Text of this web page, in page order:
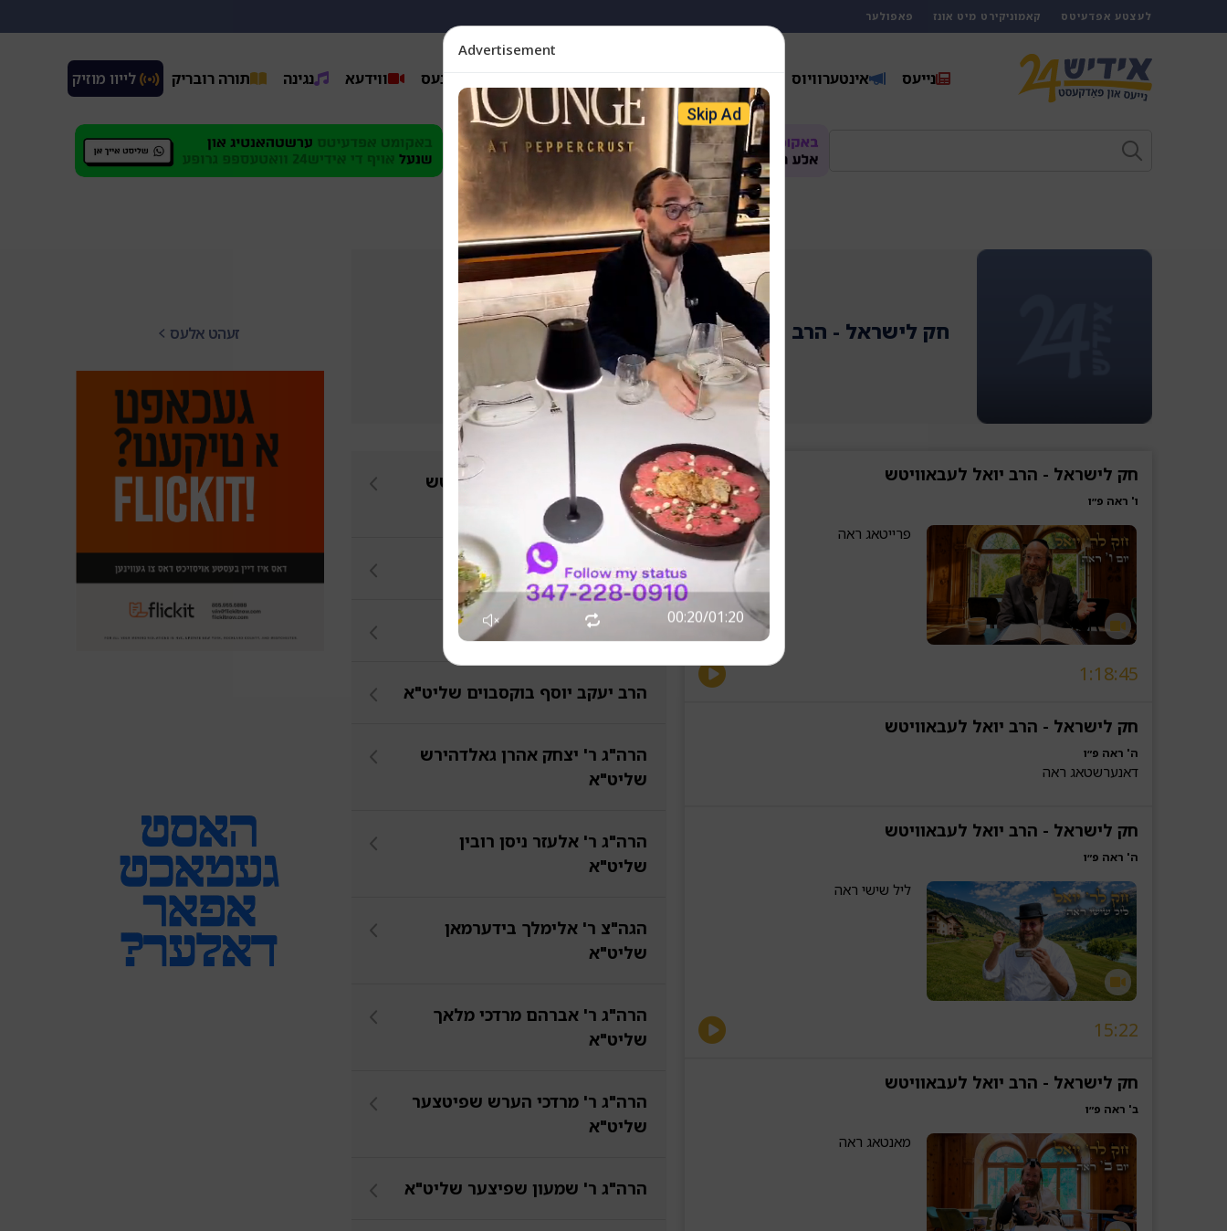
לעצטע אפדעיטס קאמוניקירט מיט אונז פאפולער
נייעס אינטערוויוס ביזנעס ווידעא נגינה תורה רובריק לייוו מוזיק
זעהט אלעס חק לישראל - הרב יואל לעבאוויטש
הרה"ג ר' גמליאל ראבינאוויטש
שליט"א
גיבור
הרב אהרן גראסמאן שליט"א
הרב יעקב יוסף בוקסבוים שליט"א
הרה"ג ר' יצחק אהרן גאלדהירש
שליט"א
הרה"ג ר' אלעזר ניסן רובין
שליט"א
הגה"צ ר' אלימלך בידערמאן
שליט"א
הרה"ג ר' אברהם מרדכי מלאך
שליט"א
הרה"ג ר' מרדכי הערש שפיטצער
שליט"א
הרה"ג ר' שמעון שפיצער שליט"א
חק לישראל - הרב יואל לעבאוויטש
ו' ראה פ״ו
פרייטאג ראה
1:18:45
חק לישראל - הרב יואל לעבאוויטש
ה' ראה פ״ו
דאנערשטאג ראה
חק לישראל - הרב יואל לעבאוויטש
ה' ראה פ״ו
ליל שישי ראה
15:22
חק לישראל - הרב יואל לעבאוויטש
ב' ראה פ״ו
מאנטאג ראה
Advertisement
Skip Ad
00:21/01:20